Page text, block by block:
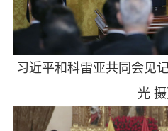
习近平和科雷亚共同会见
光 摄